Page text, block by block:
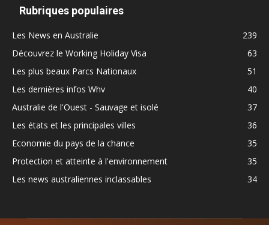
Rubriques populaires
Les News en Australie
239
Découvrez le Working Holiday Visa
63
Les plus beaux Parcs Nationaux
51
Les dernières infos Whv
40
Australie de l'Ouest - Sauvage et isolé
37
Les états et les principales villes
36
Economie du pays de la chance
35
Protection et atteinte à l'environnement
35
Les news australiennes inclassables
34